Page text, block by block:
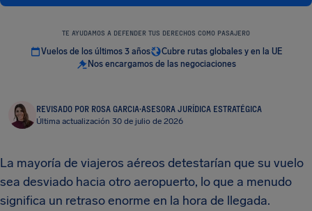
TE AYUDAMOS A DEFENDER TUS DERECHOS COMO PASAJERO
Vuelos de los últimos 3 años
Cubre rutas globales y en la UE
Nos encargamos de las negociaciones
REVISADO POR ROSA GARCIA·ASESORA JURÍDICA ESTRATÉGICA
Última actualización 30 de julio de 2026
La mayoría de viajeros aéreos detestarían que su vuelo
sea desviado hacia otro aeropuerto, lo que a menudo
significa un retraso enorme en la hora de llegada.